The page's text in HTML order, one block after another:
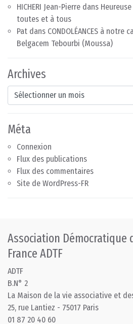
HICHERI Jean-Pierre dans
toutes et à tous
Pat dans CONDOLÉANCES à notre
Belgacem Tebourbi (Moussa)
Archives
Archives
Méta
Connexion
Flux des publications
Flux des commentaires
Site de WordPress-FR
Association Démocratique
France ADTF
ADTF
B.N° 2
La Maison de la vie associative et
25, rue Lantiez - 75017 Paris
01 87 20 40 60